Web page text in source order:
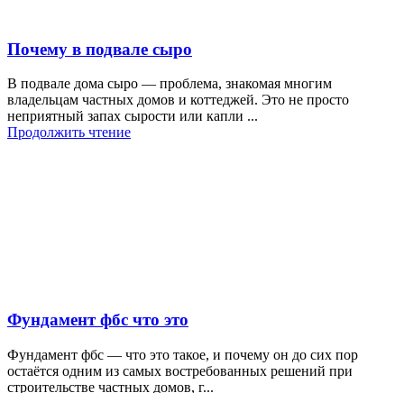
Почему в подвале сыро
В подвале дома сыро — проблема, знакомая многим
владельцам частных домов и коттеджей. Это не просто
неприятный запах сырости или капли ...
Продолжить чтение
Фундамент фбс что это
Фундамент фбс — что это такое, и почему он до сих пор
остаётся одним из самых востребованных решений при
строительстве частных домов, г...